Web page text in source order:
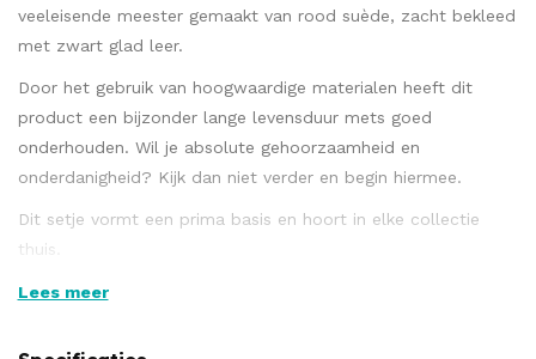
veeleisende meester gemaakt van rood suède, zacht bekleed
met zwart glad leer.
Door het gebruik van hoogwaardige materialen heeft dit
product een bijzonder lange levensduur mets goed
onderhouden. Wil je absolute gehoorzaamheid en
onderdanigheid? Kijk dan niet verder en begin hiermee.
Dit setje vormt een prima basis en hoort in elke collectie
thuis.
Productdetails: Verstelbaar met gespsluiting. Uitneembare, 10
karabijnhaken.
Lees meer